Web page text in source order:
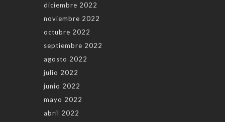
diciembre 2022
noviembre 2022
octubre 2022
septiembre 2022
agosto 2022
julio 2022
junio 2022
mayo 2022
abril 2022